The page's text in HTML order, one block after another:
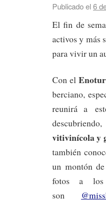
Publicado el6
El fin de
activos y más
para vivir un
Con el
berciano,
reunirá a
vitivinícola y
también
un montón
fotos a los
son